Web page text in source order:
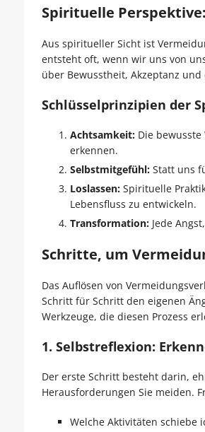
Spirituelle
Aus spiritueller Sicht ist
entsteht oft, wenn wir uns von
über Bewusstheit, Akzeptanz
Schlüsselprinzipien der
Achtsamkeit:Die bewusste
erkennen.
Selbstmitgefühl:Statt uns
Loslassen:Spirituelle
Lebensfluss zu entwickeln.
Transformation:Jede
Schritte, um
Das Auflösen von
Schritt für Schritt den eigenen
Werkzeuge, die diesen Prozess
1. Selbstreflexion:
Der erste Schritt besteht darin,
Herausforderungen Sie meiden.
Welche Aktivitäten schiebe